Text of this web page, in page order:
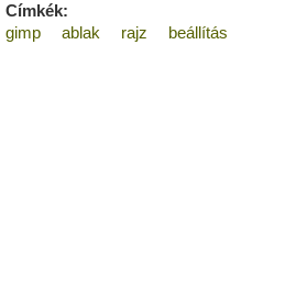
Címkék:
gimp
ablak rajz beállítás